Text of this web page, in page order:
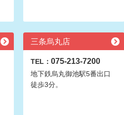
三条烏丸店
TEL： 075-213-7200
地下鉄烏丸御池駅5番出口
徒歩3分。